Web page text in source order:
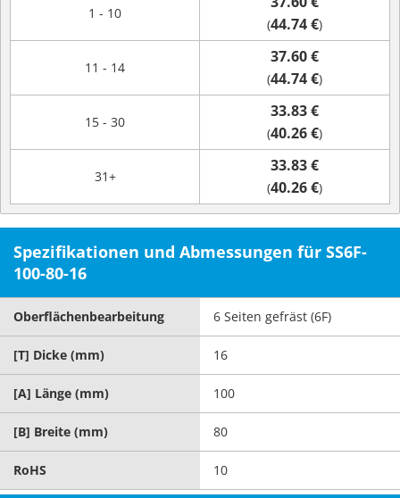
1 - 10
(44.74 €)
11 - 14
37.60 €
(44.74 €)
15 - 30
33.83 €
(40.26 €)
31+
33.83 €
(40.26 €)
Spezifikationen und Abmessungen für SS6F-
100-80-16
Oberflächenbearbeitung 6 Seiten gefräst (6F)
[T] Dicke (mm) 16
[A] Länge (mm) 100
[B] Breite (mm) 80
RoHS 10